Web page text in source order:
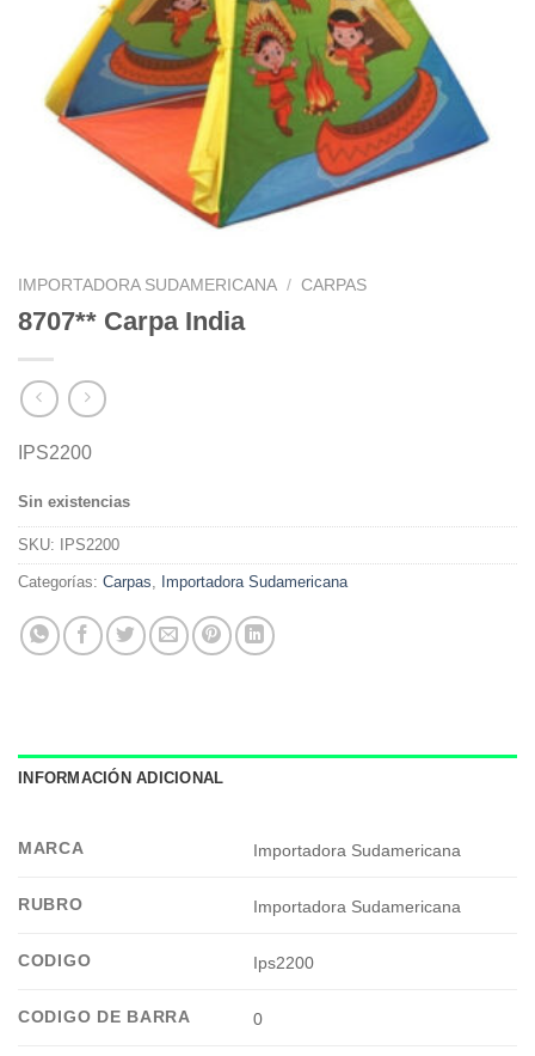
IMPORTADORA SUDAMERICANA / CARPAS
8707** Carpa India
IPS2200
Sin existencias
SKU: IPS2200
Categorías: Carpas, Importadora Sudamericana
INFORMACIÓN ADICIONAL
MARCA Importadora Sudamericana
RUBRO Importadora Sudamericana
CODIGO Ips2200
CODIGO DE BARRA 0